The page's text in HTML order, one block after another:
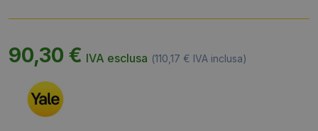
90,30 € IVA esclusa (110,17 € IVA inclusa)